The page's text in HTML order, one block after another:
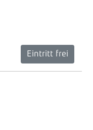
Eintritt frei